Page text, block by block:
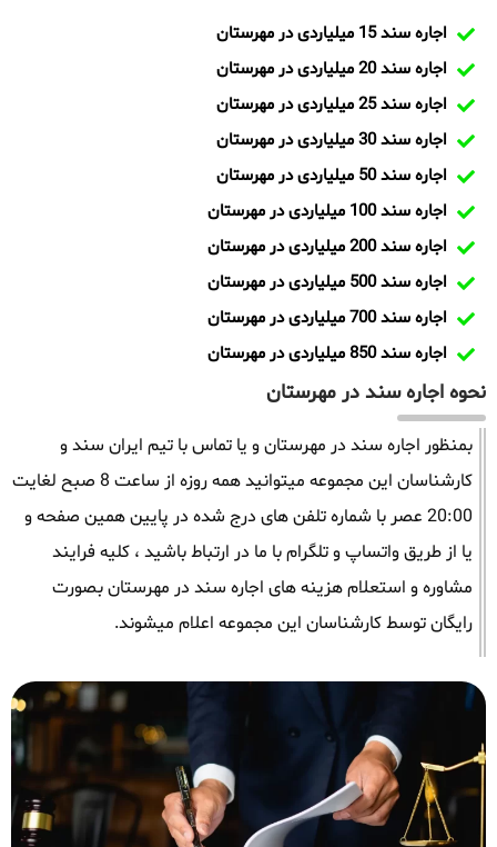
اجاره سند 15 میلیاردی در مهرستان
اجاره سند 20 میلیاردی در مهرستان
اجاره سند 25 میلیاردی در مهرستان
اجاره سند 30 میلیاردی در مهرستان
اجاره سند 50 میلیاردی در مهرستان
اجاره سند 100 میلیاردی در مهرستان
اجاره سند 200 میلیاردی در مهرستان
اجاره سند 500 میلیاردی در مهرستان
اجاره سند 700 میلیاردی در مهرستان
اجاره سند 850 میلیاردی در مهرستان
نحوه اجاره سند در مهرستان
بمنظور اجاره سند در مهرستان و یا تماس با تیم ایران سند و
کارشناسان این مجموعه میتوانید همه روزه از ساعت 8 صبح لغایت
20:00 عصر با شماره تلفن های درج شده در پایین همین صفحه و
یا از طریق واتساپ و تلگرام با ما در ارتباط باشید ، کلیه فرایند
مشاوره و استعلام هزینه های اجاره سند در مهرستان بصورت
رایگان توسط کارشناسان این مجموعه اعلام میشوند.